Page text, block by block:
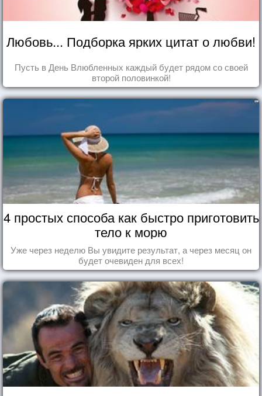
Любовь... Подборка ярких цитат о любви!
Пусть в День Влюбленных каждый будет рядом со своей
второй половинкой!
4 простых способа как быстро приготовить
тело к морю
Уже через неделю Вы увидите результат, а через месяц он
будет очевиден для всех!